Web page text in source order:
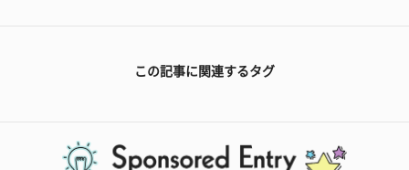
この記事に関連するタグ